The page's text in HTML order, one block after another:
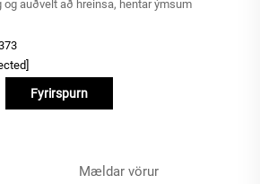
auðvelt að hreinsa, hentar ýmsum
Fyrirspurn
Mældar vörur